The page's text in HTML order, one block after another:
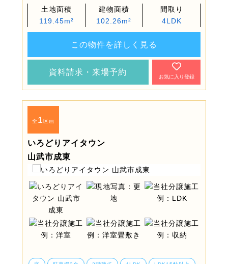
土地面積
119.45m²
建物面積
102.26m²
間取り
4LDK
この物件を詳しく見る
資料請求・来場予約
お気に入り登録
全1区画
いろどりアイタウン
山武市成東